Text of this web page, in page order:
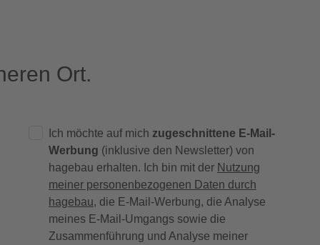
Ort.
Ich möchte auf mich zugeschnittene E-Mail-
Werbung (inklusive den Newsletter) von
hagebau erhalten. Ich bin mit der Nutzung
meiner personenbezogenen Daten durch
hagebau, die E-Mail-Werbung, die Analyse
meines E-Mail-Umgangs sowie die
Zusammenführung und Analyse meiner